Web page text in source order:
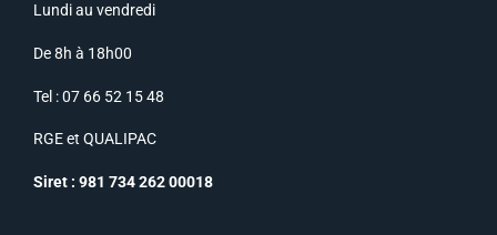
Lundi au vendredi
De 8h à 18h00
Tel : 07 66 52 15 48
RGEet QUALIPAC
Siret : 981 734 262 00018